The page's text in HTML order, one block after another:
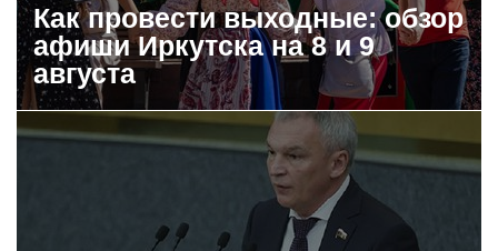
Как провести выходные: обзор
афиши Иркутска на 8 и 9
августа